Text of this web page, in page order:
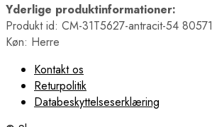
Yderlige produktinformationer:
Produkt id: CM-31T5627-antracit-54
Køn: Herre
Kontakt os
Returpolitik
Databeskyttelseserklæring